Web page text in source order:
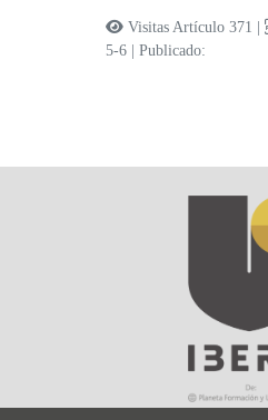
Visitas Artículo 371 |
5-6
|Publicado: